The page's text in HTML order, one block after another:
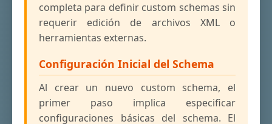
completa para definir custom schemas sin
requerir edición de archivos XML o
herramientas externas.
Configuración Inicial del Schema
Al crear un nuevo custom schema, el
primer paso implica especificar
configuraciones básicas del schema. El